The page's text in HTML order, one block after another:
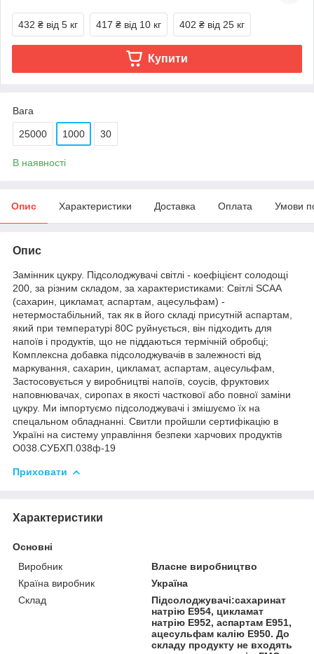
432 ₴ від 5 кг 417 ₴ від 10 кг 402 ₴ від 25 кг
Купити
Вага
25000 1000 30
В наявності
Опис Характеристики Доставка Оплата Умови
Опис
Замінник цукру. Підсолоджувачі світлі - коефіцієнт солодощі
200, за різним складом, за характеристиками: Світлі SCAA
(сахарин, цикламат, аспартам, ацесульфам) -
нетермостабільний, так як в його складі присутній аспартам,
який при температурі 80С руйнується, він підходить для
напоїв і продуктів, що не піддаються термічній обробці;
Комплексна добавка підсолоджувачів в залежності від
маркування, сахарин, цикламат, аспартам, ацесульфам,
Застосовується у виробництві напоїв, соусів, фруктових
наповнювачах, сиропах в якості часткової або повної заміни
цукру. Ми імпортуємо підсолоджувачі і змішуємо їх на
спецальном обладнанні. Свитли пройшли сертифікацію в
Україні на систему управління безпеки харчових продуктів
О038.СУБХП.038ф-19
Приховати
Характеристики
Основні
Виробник
Власне виробництво
Країна виробник
Україна
Склад
Підсолоджувачі:сахаринат
натрію Е954, цикламат
натрію Е952, аспартам Е951,
ацесульфам калію Е950. До
складу продукту не входять